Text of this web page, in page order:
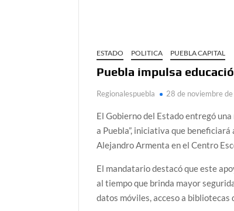
ESTADO POLITICA PUEBLA CAPITAL
Puebla impulsa
Regionalespuebla 28 de noviembre
El Gobierno del Estado entregó
a Puebla”, iniciativa que
Alejandro Armenta en el Centro
El mandatario destacó que este
al tiempo que brinda mayor
datos móviles, acceso a